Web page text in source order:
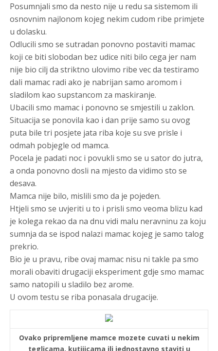
Posumnjali smo da nesto nije u redu sa sistemom ili
osnovnim najlonom kojeg nekim cudom ribe primjete
u dolasku.
Odlucili smo se sutradan ponovno postaviti mamac
koji ce biti slobodan bez udice niti bilo cega jer nam
nije bio cilj da striktno ulovimo ribe vec da testiramo
dali mamac radi ako je nabrijan samo aromom i
sladilom kao supstancom za maskiranje.
Ubacili smo mamac i ponovno se smjestili u zaklon.
Situacija se ponovila kao i dan prije samo su ovog
puta bile tri posjete jata riba koje su sve prisle i
odmah pobjegle od mamca.
Pocela je padati noc i povukli smo se u sator do jutra,
a onda ponovno dosli na mjesto da vidimo sto se
desava.
Mamca nije bilo, mislili smo da je pojeden.
Htjeli smo se uvjeriti u to i prisli smo veoma blizu kad
je kolega rekao da na dnu vidi malu neravninu za koju
sumnja da se ispod nalazi mamac kojeg je samo talog
prekrio.
Bio je u pravu, ribe ovaj mamac nisu ni takle pa smo
morali obaviti drugaciji eksperiment gdje smo mamac
samo natopili u sladilo bez arome.
U ovom testu se riba ponasala drugacije.
Ovako pripremljene mamce mozete cuvati u nekim
teglicama, kutijicama ili jednostavno staviti u